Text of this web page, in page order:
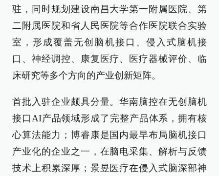
驻，同时规划建设南昌大学第一附属医院、第
二附属医院和省人民医院等合作医院联合实验
室，形成覆盖无创脑机接口、侵入式脑机接
口、神经调控、康复医疗、医疗器械评价、临
床研究等多个方向的产业创新矩阵。
首批入驻企业颇具分量。华南脑控在无创脑机
接口AI产品领域形成了完整产品体系，拥有核
心算法能力；博睿康是国内最早布局脑机接口
产业化的企业之一，在脑电采集、解析与反馈
技术上积累深厚；景昱医疗在侵入式脑深部神